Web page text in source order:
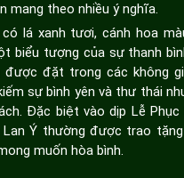
mang theo nhiều ý nghĩa.
có lá xanh tươi, cánh hoa
biểu tượng của sự thanh
được đặt trong các không
sự bình yên và thư thái
Đặc biệt vào dịp Lễ Phục
Lan Ý thường được trao
muốn hòa bình.